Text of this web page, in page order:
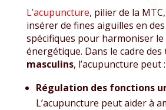
L’acupuncture, pilier de la
insérer de fines aiguilles en
spécifiques pour harmoniser le
énergétique. Dans le cadre des
masculins, l’acupuncture peut :
Régulation des fonctions
L’acupuncture peut aider à